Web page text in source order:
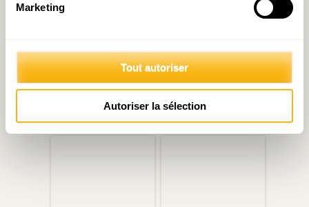
Marketing
Tout autoriser
Autoriser la sélection
Non-occupation des
en vacances ?
Le logement, un « vaste
Matinale